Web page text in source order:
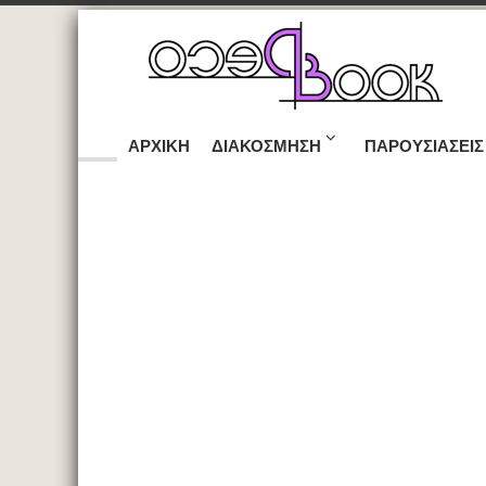
ΑΡΧΙΚΉ ΔΙΑΚΌΣΜΗΣΗ ΠΑΡΟΥΣΙΆΣΕΙΣ